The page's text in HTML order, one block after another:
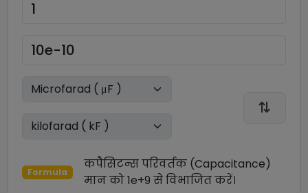
Formula
कपैसिटन्स परिवर्तक (Capacitance)
मान को1e+9 सेविभाजितकरें।